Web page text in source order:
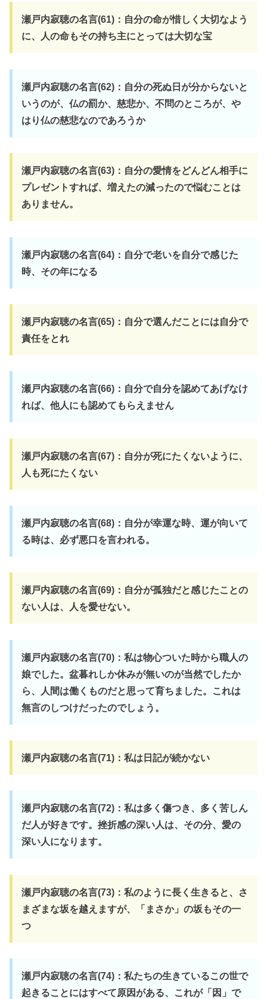
瀬戸内寂聴の名言(61)：自分の命が惜しく大切なよう
に、人の命もその持ち主にとっては大切な宝
瀬戸内寂聴の名言(62)：自分の死ぬ日が分からないと
いうのが、仏の罰か、慈悲か、不問のところが、や
はり仏の慈悲なのであろうか
瀬戸内寂聴の名言(63)：自分の愛情をどんどん相手に
プレゼントすれば、増えたの減ったので悩むことは
ありません。
瀬戸内寂聴の名言(64)：自分で老いを自分で感じた
時、その年になる
瀬戸内寂聴の名言(65)：自分で選んだことには自分で
責任をとれ
瀬戸内寂聴の名言(66)：自分で自分を認めてあげなけ
れば、他人にも認めてもらえません
瀬戸内寂聴の名言(67)：自分が死にたくないように、
人も死にたくない
瀬戸内寂聴の名言(68)：自分が幸運な時、運が向いて
る時は、必ず悪口を言われる。
瀬戸内寂聴の名言(69)：自分が孤独だと感じたことの
ない人は、人を愛せない。
瀬戸内寂聴の名言(70)：私は物心ついた時から職人の
娘でした。盆暮れしか休みが無いのが当然でしたか
ら、人間は働くものだと思って育ちました。これは
無言のしつけだったのでしょう。
瀬戸内寂聴の名言(71)：私は日記が続かない
瀬戸内寂聴の名言(72)：私は多く傷つき、多く苦しん
だ人が好きです。挫折感の深い人は、その分、愛の
深い人になります。
瀬戸内寂聴の名言(73)：私のように長く生きると、さ
まざまな坂を越えますが、「まさか」の坂もその一
つ
瀬戸内寂聴の名言(74)：私たちの生きているこの世で
起きることにはすべて原因がある、これが「因」で